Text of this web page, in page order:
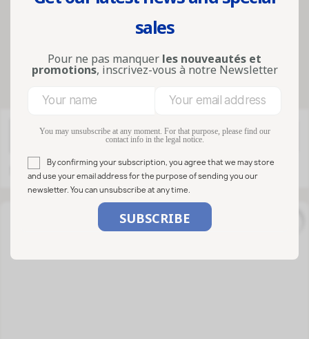
Relevance FILTER
Showing 1-33 of 33 item(s)
sales
Pour ne pas manquer les nouveautés et
promotions, inscrivez-vous à notre Newsletter
You may unsubscribe at any moment. For that purpose, please find our
contact info in the legal notice.
By confirming your subscription, you agree that we may store
and use your email address for the purpose of sending you our
newsletter. You can unsubscribe at any time.